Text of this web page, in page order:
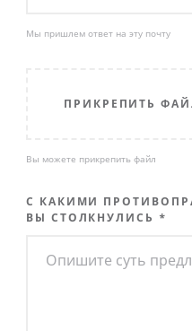
Мы пришлем ответ на эту почту
ПРИКРЕПИТЬ
Вы можете прикрепить файл
С КАКИМИ
ВЫ СТОЛКНУЛИСЬ *